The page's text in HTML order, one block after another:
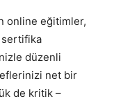
online eğitimler,
düzenli
net bir
de kritik –